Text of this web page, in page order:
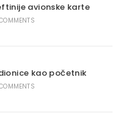
avionske karte
kao početnik